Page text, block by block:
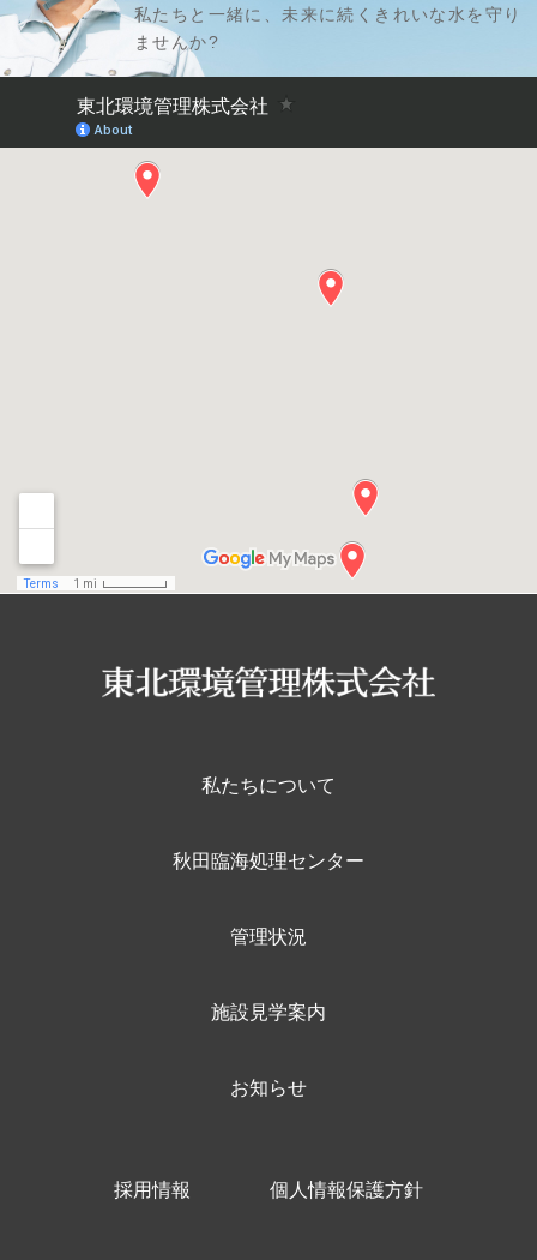
私たちと一緒に、未来に続くきれいな水を守り
ませんか?
私たちについて
秋田臨海処理センター
管理状況
施設見学案内
お知らせ
採用情報 個人情報保護方針